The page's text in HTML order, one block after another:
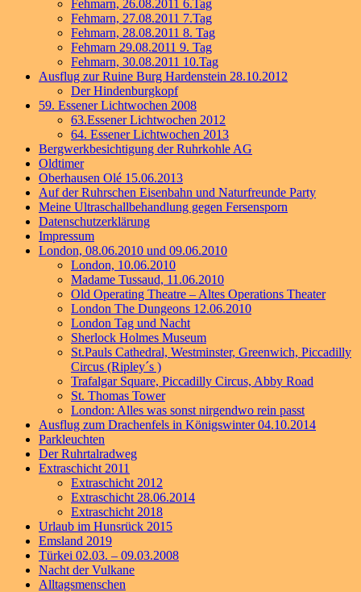
Fehmarn, 26.08.2011 6.Tag
Fehmarn, 27.08.2011 7.Tag
Fehmarn, 28.08.2011 8. Tag
Fehmarn 29.08.2011 9. Tag
Fehmarn, 30.08.2011 10.Tag
Ausflug zur Ruine Burg Hardenstein 28.10.2012
Der Hindenburgkopf
59. Essener Lichtwochen 2008
63.Essener Lichtwochen 2012
64. Essener Lichtwochen 2013
Bergwerkbesichtigung der Ruhrkohle AG
Oldtimer
Oberhausen Olé 15.06.2013
Auf der Ruhrschen Eisenbahn und Naturfreunde Party
Meine Ultraschallbehandlung gegen Fersensporn
Datenschutzerklärung
Impressum
London, 08.06.2010 und 09.06.2010
London, 10.06.2010
Madame Tussaud, 11.06.2010
Old Operating Theatre – Altes Operations Theater
London The Dungeons 12.06.2010
London Tag und Nacht
Sherlock Holmes Museum
St.Pauls Cathedral, Westminster, Greenwich, Piccadilly
Circus (Ripley´s )
Trafalgar Square, Piccadilly Circus, Abby Road
St. Thomas Tower
London: Alles was sonst nirgendwo rein passt
Ausflug zum Drachenfels in Königswinter 04.10.2014
Parkleuchten
Der Ruhrtalradweg
Extraschicht 2011
Extraschicht 2012
Extraschicht 28.06.2014
Extraschicht 2018
Urlaub im Hunsrück 2015
Emsland 2019
Türkei 02.03. – 09.03.2008
Nacht der Vulkane
Alltagsmenschen